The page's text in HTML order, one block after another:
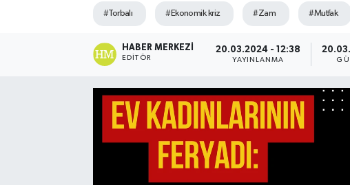
#Torbalı #Ekonomik kriz #Zam #Mutfak
HABER MERKEZI
EDITÖR
20.03.2024 - 12:38
YAYINLANMA
Süper Lig Puan Durumu ve Fikstür
Tüm Manşetler
Son Dakika Haberleri